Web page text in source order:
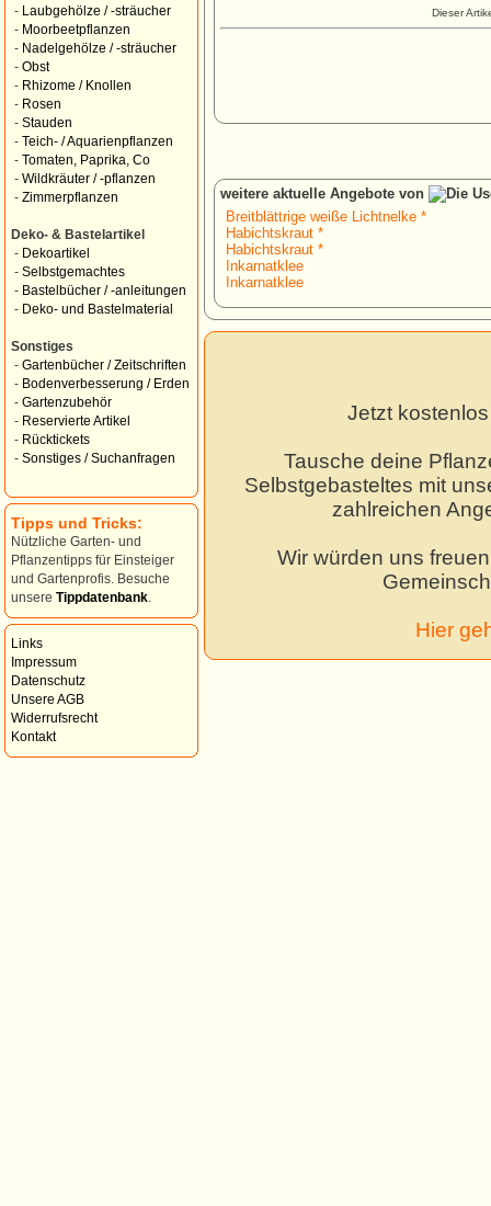
-
Laubgehölze / -sträucher
- Moorbeetpflanzen
- Nadelgehölze / -sträucher
- Obst
- Rhizome / Knollen
- Rosen
- Stauden
- Teich- / Aquarienpflanzen
- Tomaten, Paprika, Co
- Wildkräuter / -pflanzen
- Zimmerpflanzen
Deko- & Bastelartikel
- Dekoartikel
- Selbstgemachtes
- Bastelbücher / -anleitungen
- Deko- und Bastelmaterial
Sonstiges
- Gartenbücher / Zeitschriften
- Bodenverbesserung / Erden
- Gartenzubehör
- Reservierte Artikel
- Rücktickets
- Sonstiges / Suchanfragen
Tipps und Tricks:
Nützliche Garten- und
Pflanzentipps für Einsteiger
und Gartenprofis. Besuche
unsere Tippdatenbank
Links
Impressum
Datenschutz
Unsere AGB
Widerrufsrecht
Kontakt
Dieser
weitere aktuelle Angebote von
Breitblättrige weiße Lichtnelke *
Habichtskraut *
Habichtskraut *
Inkarnatklee
Inkarnatklee
Jetzt
Tausche deine
Selbstgebasteltes mit
zahlreichen
Wir würden uns
Hier